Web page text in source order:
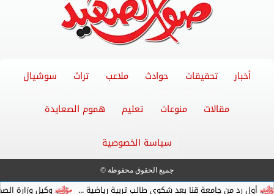
وكيل وزارة الصحة بقنا يبدأ قنا بعد شكوي طالب تربية رياضية ...
أخبار تحقيقات حوادث ملاعب تراث سوشيال
مقالات منوعات تعليم هموم الصعايدة
سياسة الخصوصية
جميع الحقوق محفوظة ©